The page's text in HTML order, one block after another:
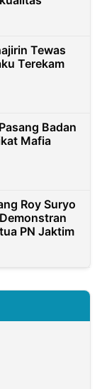
Tewas
Terekam
Badan
Mafia
Roy Suryo
PN Jaktim